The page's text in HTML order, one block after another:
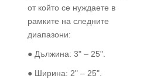
от който се нуждаете в
рамките на следните
диапазони:
● Дължина: 3" – 25".
● Ширина: 2" – 25".